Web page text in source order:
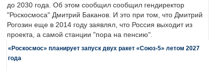
до 2030 года. Об этом сообщил сообщил гендиректор
"Роскосмоса" Дмитрий Баканов. И это при том, что Дмитрий
Рогозин еще в 2014 году заявлял, что Россия выходит из
проекта, а самой станции "пора на пенсию".
«Роскосмос» планирует запуск двух ракет «Союз-5» летом 2027
года